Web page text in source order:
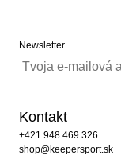
Newsletter
Kontakt
+421 948 469 326
shop@keepersport.sk